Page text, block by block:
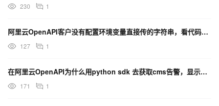
230 1
阿里云OpenAPI客户没有配置环境变量直接传的字符串，看代码也没有什么特殊字符呢？
127 1
在阿里云OpenAPI为什么用python sdk 去获取cms告警，显示签名不匹配？
171 1